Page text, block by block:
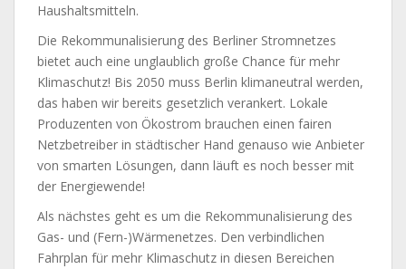
Haushaltsmitteln.
Die Rekommunalisierung des Berliner Stromnetzes
bietet auch eine unglaublich große Chance für mehr
Klimaschutz! Bis 2050 muss Berlin klimaneutral werden,
das haben wir bereits gesetzlich verankert. Lokale
Produzenten von Ökostrom brauchen einen fairen
Netzbetreiber in städtischer Hand genauso wie Anbieter
von smarten Lösungen, dann läuft es noch besser mit
der Energiewende!
Als nächstes geht es um die Rekommunalisierung des
Gas- und (Fern-)Wärmenetzes. Den verbindlichen
Fahrplan für mehr Klimaschutz in diesen Bereichen